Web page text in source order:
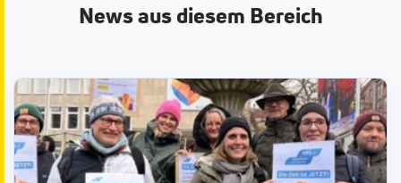
News aus diesem Bereich